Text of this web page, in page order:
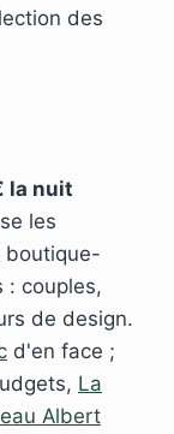
des
la nuit
les
boutique-
: couples,
de design.
d'en face ;
La
Albert